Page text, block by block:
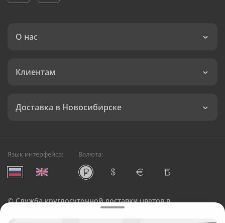
О нас
Клиентам
Доставка в Новосибирске
Язык интерфейса: Валюта:
©Служба круглосуточной доставки цветов в
Русский Букет, 2026